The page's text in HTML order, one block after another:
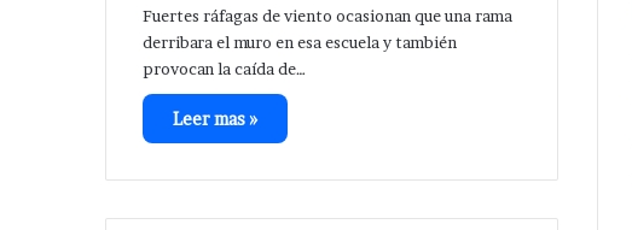
Fuertes ráfagas de viento ocasionan que una rama
derribara el muro en esa escuela y también
provocan la caída de…
Leer mas »